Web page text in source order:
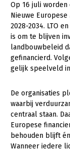
Platteland
Mens,
Sectoren
Dier
Biologische
Plant
Akkerbouw
Biologische
Onderwerpen
Op 16 juli
Nieuwe
2028-2034. LTO
is om te blijven
landbouwbeleid
gefinancierd.
gelijk speelveld
De organisaties
waarbij
centraal staan.
Europese
behouden blijft
Wanneer iedere